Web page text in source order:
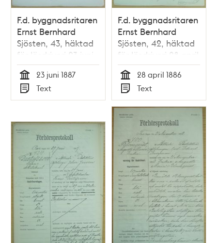
F.d. byggnadsritaren
Ernst Bernhard
Sjösten, 43, häktad
för lösdriveri 23 juni
1887 - polisförhör
Tid
23 juni 1887
Typ
Text
F.d. byggnadsritaren
Ernst Bernhard
Sjösten, 42, häktad
för lösdriveri 28 april
1886 - polisförhör
Tid
28 april 1886
Typ
Text